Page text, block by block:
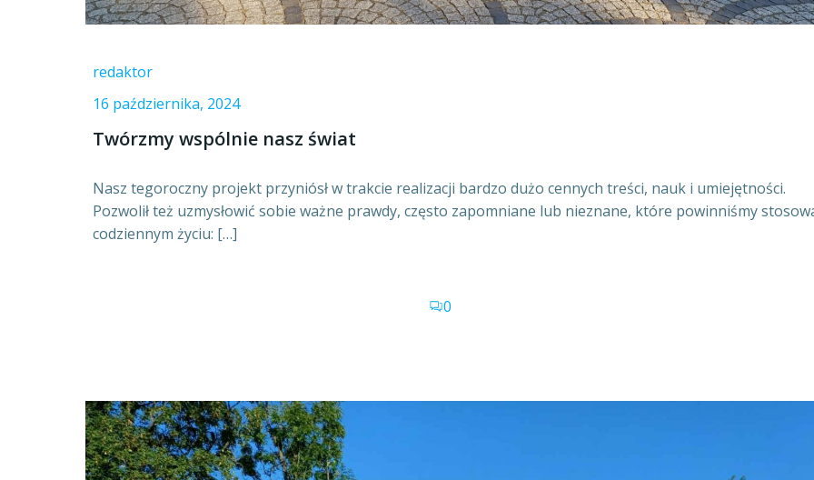
redaktor
16 października, 2024
Twórzmy wspólnie nasz świat
Nasz tegoroczny projekt przyniósł w trakcie realizacji bardzo dużo cennych treści, nauk i umiejętności.
Pozwolił też uzmysłowić sobie ważne prawdy, często zapomniane lub nieznane, które powinniśmy
codziennym życiu: […]
0